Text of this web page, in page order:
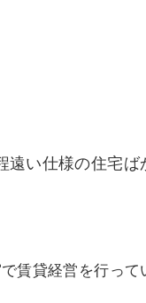
遠い仕様の住宅ば
賃貸経営を行っ